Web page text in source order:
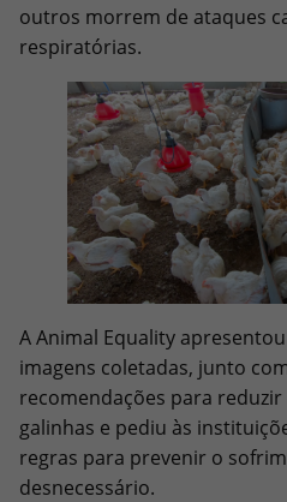
outros morrem de ataques
respiratórias.
A Animal Equality
imagens coletadas, junto
recomendações para
galinhas e pediu às
regras para prevenir o
desnecessário.